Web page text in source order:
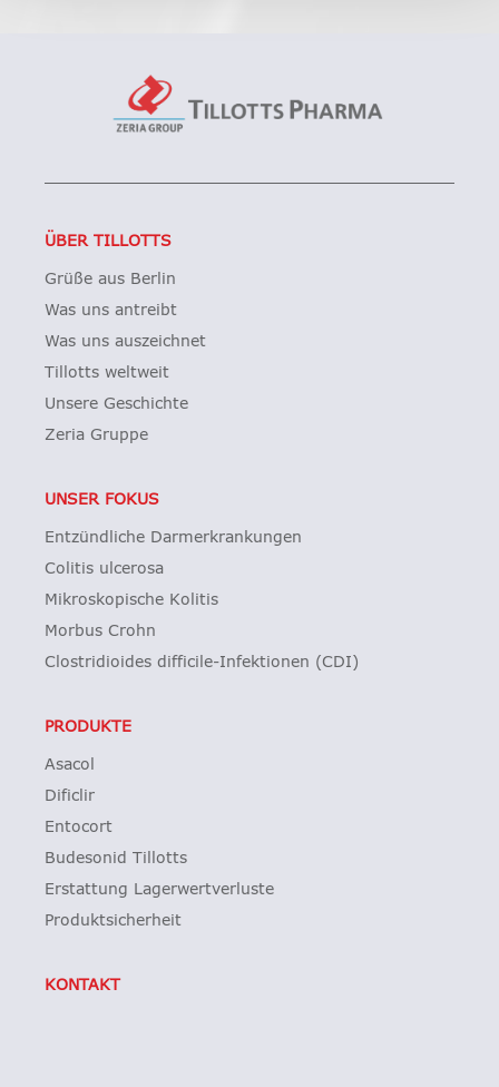
ÜBER TILLOTTS
Grüße aus Berlin
Was uns antreibt
Was uns auszeichnet
Tillotts weltweit
Unsere Geschichte
Zeria Gruppe
UNSER FOKUS
Entzündliche Darmerkrankungen
Colitis ulcerosa
Mikroskopische Kolitis
Morbus Crohn
Clostridioides difficile-Infektionen (CDI)
PRODUKTE
Asacol
Dificlir
Entocort
Budesonid Tillotts
Erstattung Lagerwertverluste
Produktsicherheit
KONTAKT